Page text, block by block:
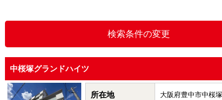
中桜塚グランドハイツ
所在地 大阪府豊中市中桜塚